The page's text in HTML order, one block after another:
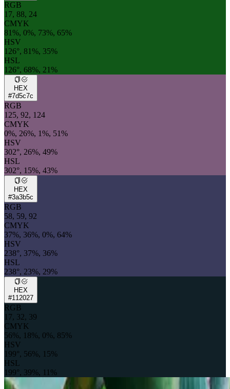
RGB
17, 88, 24
CMYK
81%, 0%, 73%, 65%
HSV
126°, 81%, 35%
HSL
126°, 68%, 21%
HEX
#7d5c7c
RGB
125, 92, 124
CMYK
0%, 26%, 1%, 51%
HSV
302°, 26%, 49%
HSL
302°, 15%, 43%
HEX
#3a3b5c
RGB
58, 59, 92
CMYK
37%, 36%, 0%, 64%
HSV
238°, 37%, 36%
HSL
238°, 23%, 29%
HEX
#112027
RGB
17, 32, 39
CMYK
56%, 18%, 0%, 85%
HSV
199°, 56%, 15%
HSL
199°, 39%, 11%